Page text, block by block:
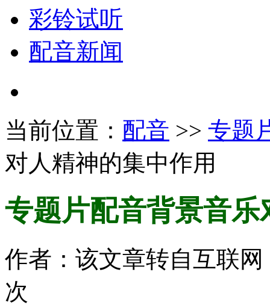
彩铃试听
配音新闻
当前位置： 配音 >> 专题
对人精神的集中作用
专题片配音背景音
作者：该文章转自互联网
次